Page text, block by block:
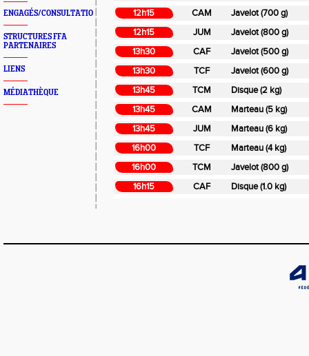
ENGAGÉS/CONSULTATION
STRUCTURES FFA
PARTENAIRES
LIENS
MÉDIATHÈQUE
12h15
CAM
Javelot (700 g)
12h15
JUM
Javelot (800 g)
13h30
CAF
Javelot (500 g)
13h30
TCF
Javelot (600 g)
13h45
TCM
Disque (2 kg)
13h45
CAM
Marteau (5 kg)
13h45
JUM
Marteau (6 kg)
16h00
TCF
Marteau (4 kg)
16h00
TCM
Javelot (800 g)
16h15
CAF Disque (1.0 kg)